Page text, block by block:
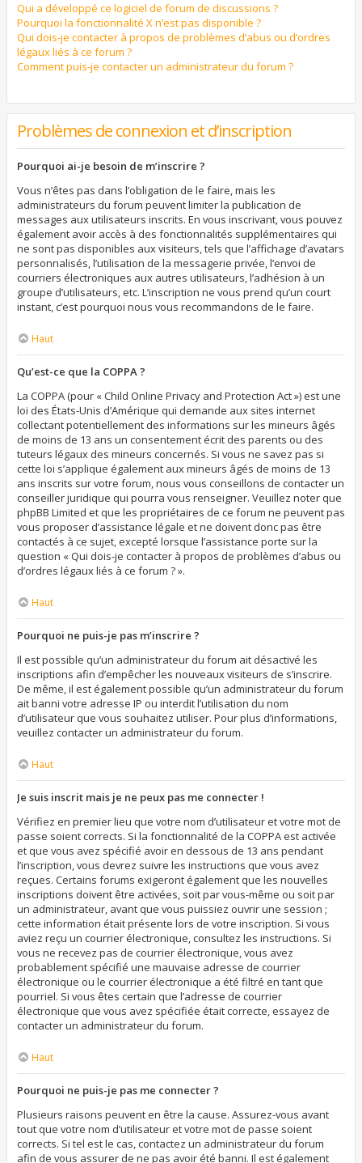
Qui a développé ce logiciel de forum de discussions ?
Pourquoi la fonctionnalité X n’est pas disponible ?
Qui dois-je contacter à propos de problèmes d’abus ou d’ordres
légaux liés à ce forum ?
Comment puis-je contacter un administrateur du forum ?
Problèmes de connexion et d’inscription
Pourquoi ai-je besoin de m’inscrire ?
Vous n’êtes pas dans l’obligation de le faire, mais les
administrateurs du forum peuvent limiter la publication de
messages aux utilisateurs inscrits. En vous inscrivant, vous pouvez
également avoir accès à des fonctionnalités supplémentaires qui
ne sont pas disponibles aux visiteurs, tels que l’affichage d’avatars
personnalisés, l’utilisation de la messagerie privée, l’envoi de
courriers électroniques aux autres utilisateurs, l’adhésion à un
groupe d’utilisateurs, etc. L’inscription ne vous prend qu’un court
instant, c’est pourquoi nous vous recommandons de le faire.
Haut
Qu’est-ce que la COPPA ?
La COPPA (pour « Child Online Privacy and Protection Act ») est une
loi des États-Unis d’Amérique qui demande aux sites internet
collectant potentiellement des informations sur les mineurs âgés
de moins de 13 ans un consentement écrit des parents ou des
tuteurs légaux des mineurs concernés. Si vous ne savez pas si
cette loi s’applique également aux mineurs âgés de moins de 13
ans inscrits sur votre forum, nous vous conseillons de contacter un
conseiller juridique qui pourra vous renseigner. Veuillez noter que
phpBB Limited et que les propriétaires de ce forum ne peuvent pas
vous proposer d’assistance légale et ne doivent donc pas être
contactés à ce sujet, excepté lorsque l’assistance porte sur la
question « Qui dois-je contacter à propos de problèmes d’abus ou
d’ordres légaux liés à ce forum ? ».
Haut
Pourquoi ne puis-je pas m’inscrire ?
Il est possible qu’un administrateur du forum ait désactivé les
inscriptions afin d’empêcher les nouveaux visiteurs de s’inscrire.
De même, il est également possible qu’un administrateur du forum
ait banni votre adresse IP ou interdit l’utilisation du nom
d’utilisateur que vous souhaitez utiliser. Pour plus d’informations,
veuillez contacter un administrateur du forum.
Haut
Je suis inscrit mais je ne peux pas me connecter !
Vérifiez en premier lieu que votre nom d’utilisateur et votre mot de
passe soient corrects. Si la fonctionnalité de la COPPA est activée
et que vous avez spécifié avoir en dessous de 13 ans pendant
l’inscription, vous devrez suivre les instructions que vous avez
reçues. Certains forums exigeront également que les nouvelles
inscriptions doivent être activées, soit par vous-même ou soit par
un administrateur, avant que vous puissiez ouvrir une session ;
cette information était présente lors de votre inscription. Si vous
aviez reçu un courrier électronique, consultez les instructions. Si
vous ne recevez pas de courrier électronique, vous avez
probablement spécifié une mauvaise adresse de courrier
électronique ou le courrier électronique a été filtré en tant que
pourriel. Si vous êtes certain que l’adresse de courrier
électronique que vous avez spécifiée était correcte, essayez de
contacter un administrateur du forum.
Haut
Pourquoi ne puis-je pas me connecter ?
Plusieurs raisons peuvent en être la cause. Assurez-vous avant
tout que votre nom d’utilisateur et votre mot de passe soient
corrects. Si tel est le cas, contactez un administrateur du forum
afin de vous assurer de ne pas avoir été banni. Il est également